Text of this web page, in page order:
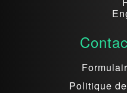
Politique